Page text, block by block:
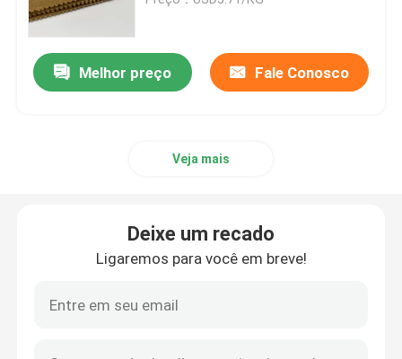
Melhor preço Fale Conosco
Veja mais
Deixe um recado
Ligaremos para você em breve!